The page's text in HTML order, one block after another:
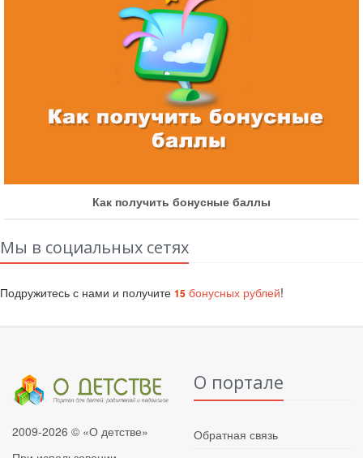
Как получить бонусные баллы
Мы в социальных сетях
Подружитесь с нами и получите 15 бонусных рублей!
2009-2026 © «О детстве»
О портале
Обратная связь